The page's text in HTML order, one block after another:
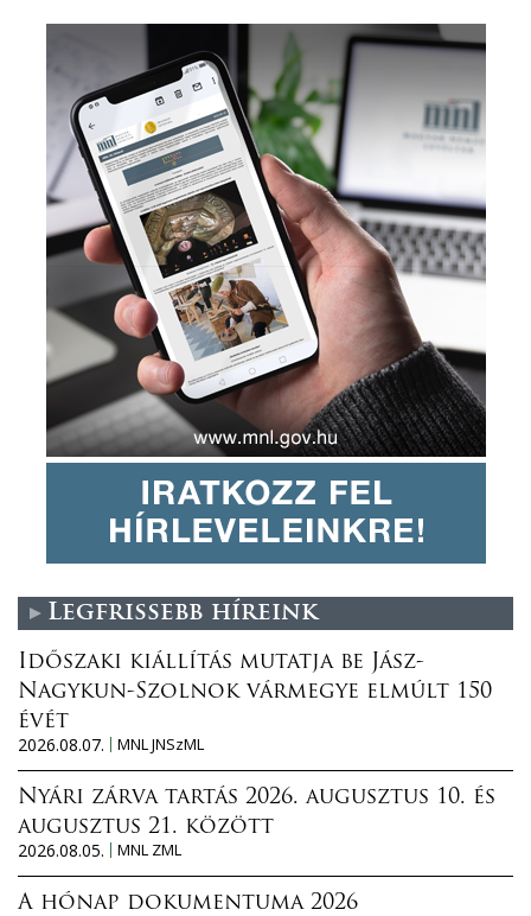
Legfrissebb híreink
Időszaki kiállítás mutatja be Jász-
Nagykun-Szolnok vármegye elmúlt 150
évét
2026.08.07.
MNL JNSzML
Nyári zárva tartás 2026. augusztus 10. és
augusztus 21. között
2026.08.05.
MNL ZML
A hónap dokumentuma 2026